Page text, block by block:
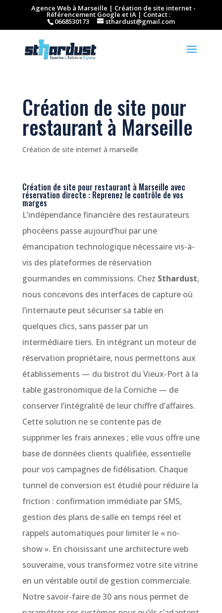
Agence Web à Marseille | Création de site internet -
Référencement Google et IA | Contact :
0668530173 sthardust@gmail.com
Création de site pour
restaurant à Marseille
Création de site internet à marseille
Création de site pour restaurant à Marseille avec
réservation directe : Reprenez le contrôle de vos
marges
L’indépendance financière des restaurateurs
phocéens passe aujourd’hui par une
émancipation technologique nécessaire vis-à-
vis des plateformes de réservation
gourmandes en commissions. Chez Sthardust,
nous concevons des interfaces de capture où
l’internaute peut sécuriser sa table en
quelques clics, sans passer par un
intermédiaire tiers. En intégrant un moteur de
réservation propriétaire, nous permettons aux
établissements — du bistrot du Vieux-Port à la
table gastronomique de la Corniche — de
conserver l’intégralité de leur chiffre d’affaires.
Cette solution ne se contente pas de
supprimer les frais annexes ; elle vous offre une
base de données clients qualifiée, essentielle
pour vos campagnes de fidélisation. Chaque
tunnel de conversion est étudié pour réduire la
friction : confirmation immédiate par SMS,
gestion des plans de salle en temps réel et
rappels automatiques pour limiter le « no-
show ». En choisissant une architecture web
souveraine, vous transformez votre site vitrine
en un véritable outil de gestion commerciale.
Notre savoir-faire de 30 ans nous permet de